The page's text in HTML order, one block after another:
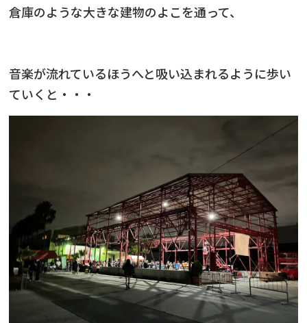
倉庫のような大きな建物のよこを通って、
音楽が流れているほうへと吸い込まれるように歩い
ていくと・・・